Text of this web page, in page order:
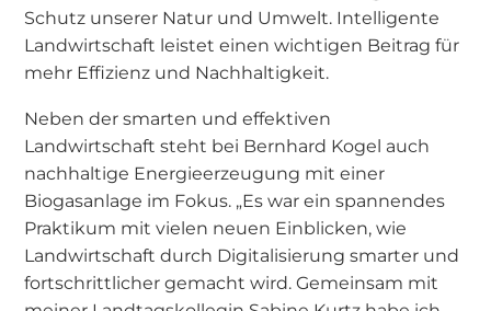
Schutz unserer Natur und Umwelt. Intelligente
Landwirtschaft leistet einen wichtigen Beitrag für
mehr Effizienz und Nachhaltigkeit.
Neben der smarten und effektiven
Landwirtschaft steht bei Bernhard Kogel auch
nachhaltige Energieerzeugung mit einer
Biogasanlage im Fokus. „Es war ein spannendes
Praktikum mit vielen neuen Einblicken, wie
Landwirtschaft durch Digitalisierung smarter und
fortschrittlicher gemacht wird. Gemeinsam mit